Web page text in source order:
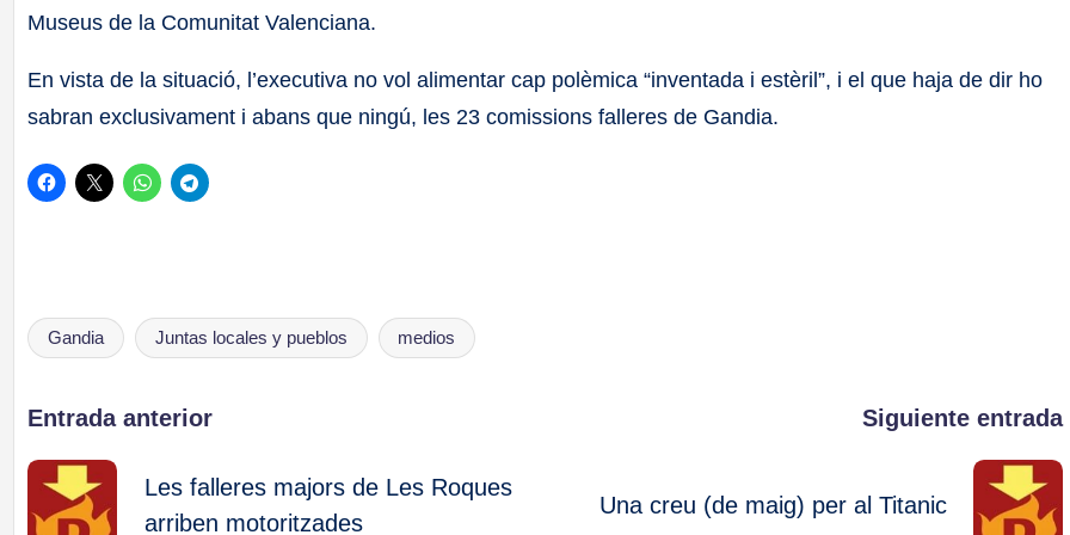
Museus de la Comunitat Valenciana.
En vista de la situació, l’executiva no vol alimentar cap polèmica “inventada i estèril”, i el que haja de dir ho
sabran exclusivament i abans que ningú, les 23 comissions falleres de Gandia.
Etiquetas:
Gandia Juntas locales y pueblos medios
Navegación
de
Entrada anterior
Les falleres majors de Les Roques
arriben motoritzades
Siguiente entrada
Una creu (de maig) per al Titanic